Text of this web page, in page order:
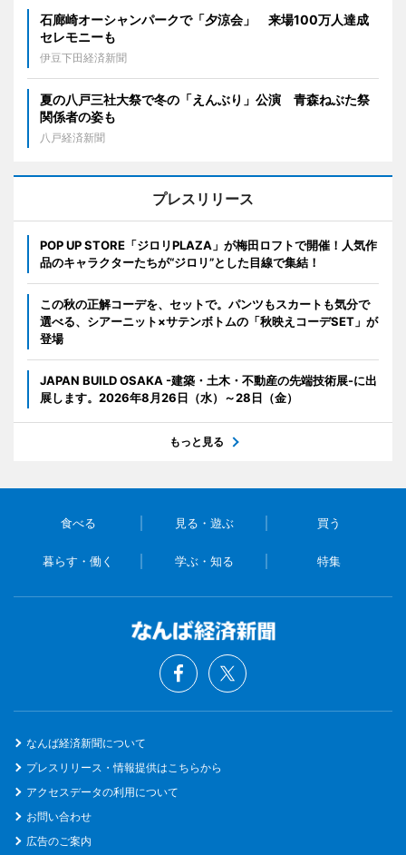
石廊崎オーシャンパークで「夕涼会」 来場100万人達成
セレモニーも
伊豆下田経済新聞
夏の八戸三社大祭で冬の「えんぶり」公演 青森ねぶた祭
関係者の姿も
八戸経済新聞
プレスリリース
POP UP STORE「ジロリPLAZA」が梅田ロフトで開催！人気作
品のキャラクターたちが“ジロリ”とした目線で集結！
この秋の正解コーデを、セットで。パンツもスカートも気分で
選べる、シアーニット×サテンボトムの「秋映えコーデSET」が
登場
JAPAN BUILD OSAKA -建築・土木・不動産の先端技術展-に出
展します。2026年8月26日（水）～28日（金）
もっと見る
食べる 見る・遊ぶ 買う
暮らす・働く 学ぶ・知る 特集
なんば経済新聞について
プレスリリース・情報提供はこちらから
アクセスデータの利用について
お問い合わせ
広告のご案内